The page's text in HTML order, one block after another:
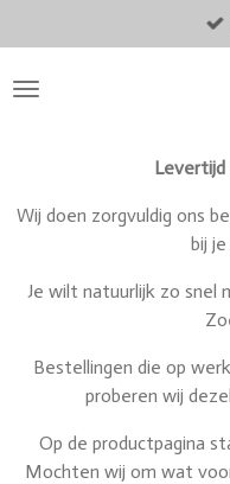
direct
naar
Levertijd
Wij doen zorgvuldig ons
bij
Je wilt natuurlijk zo
Bestellingen die op
proberen wij
Op de productpagina
Mochten wij om wat